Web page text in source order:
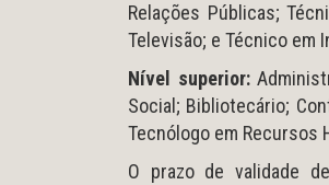
Relações Públicas;
Televisão; e Técnico em
Nível superior:
Social; Bibliotecário;
Tecnólogo em Recursos
O prazo de validade